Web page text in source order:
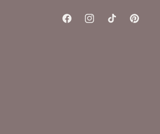
FacebookInstagramTikTok Pinterest